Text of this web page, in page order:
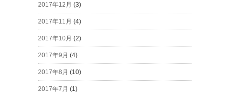
2017年12月 (3)
2017年11月 (4)
2017年10月 (2)
2017年9月 (4)
2017年8月 (10)
2017年7月 (1)